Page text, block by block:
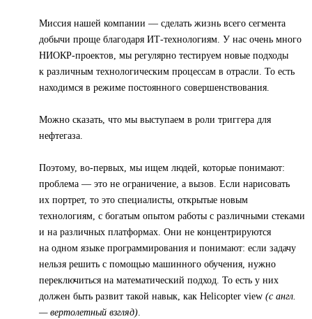
Миссия нашей компании — сделать жизнь всего сегмента
добычи проще благодаря ИТ-технологиям. У нас очень много
НИОКР-проектов, мы регулярно тестируем новые подходы
к различным технологическим процессам в отрасли. То есть
находимся в режиме постоянного совершенствования.
Можно сказать, что мы выступаем в роли триггера для
нефтегаза.
Поэтому, во-первых, мы ищем людей, которые понимают:
проблема — это не ограничение, а вызов. Если нарисовать
их портрет, то это специалисты, открытые новым
технологиям, с богатым опытом работы с различными стеками
и на различных платформах. Они не концентрируются
на одном языке программирования и понимают: если задачу
нельзя решить с помощью машинного обучения, нужно
переключиться на математический подход. То есть у них
должен быть развит такой навык, как Helicopter view (с англ.
— вертолетный взгляд).